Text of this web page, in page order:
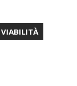
VIABILITÀ